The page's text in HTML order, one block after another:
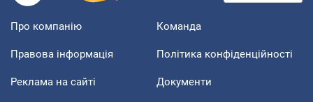
Про компанію Команда
Правова інформація Політика конфіденційності
Реклама на сайті Документи